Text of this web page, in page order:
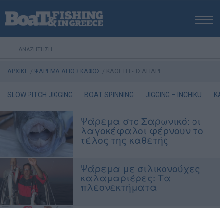
ΑΡΧΙΚΗ
ΕΚΔΟΣΕΙΣ
ΨΑΡΕΜΑ ΑΠΟ ΑΚΤΗ
ΨΑΡΟΤΟΥΦΕΚΟ
ΣΚΑΦΟΣ
ΕΞΟΠΛΙΣΜΟΣ
ΘΕΣΣΑΛΟΝΙΚΗ BOAT & FISHING SHOW 2025
BOAT & FISHING SHOW 2025
ΑΡΧΙΚΗ / ΨΑΡΕΜΑ ΑΠΟ ΣΚΑΦΟΣ / ΚΑΘΕΤΗ - ΤΣΑΠΑΡΙ
SLOW PITCH JIGGING BOAT SPINNING JIGGING – INCHIKU
Ψάρεμα στο Σαρωνικό: οι
λαγοκέφαλοι φέρνουν το
τέλος της καθετής
Ψάρεμα με σιλικονούχες
καλαμαριέρες: Τα
πλεονεκτήματα